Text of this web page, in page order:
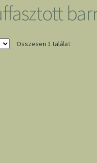
Összesen 1 találat